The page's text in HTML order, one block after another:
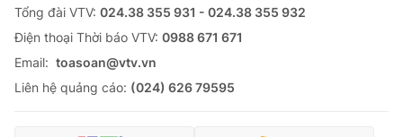
Tổng đài VTV: 024.38 355 931 - 024.38 355 932
Ðiện thoại Thời báo VTV: 0988 671 671
Email: toasoan@vtv.vn
Liên hệ quảng cáo: (024) 626 79595